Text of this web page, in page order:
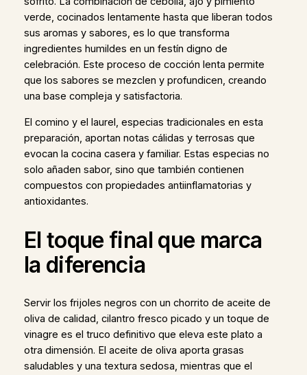
verde, cocinados lentamente hasta que liberan todos
sus aromas y sabores, es lo que transforma
ingredientes humildes en un festín digno de
celebración. Este proceso de cocción lenta permite
que los sabores se mezclen y profundicen, creando
una base compleja y satisfactoria.
El comino y el laurel, especias tradicionales en esta
preparación, aportan notas cálidas y terrosas que
evocan la cocina casera y familiar. Estas especias no
solo añaden sabor, sino que también contienen
compuestos con propiedades antiinflamatorias y
antioxidantes.
El toque final que marca
la diferencia
Servir los frijoles negros con un chorrito de aceite de
oliva de calidad, cilantro fresco picado y un toque de
vinagre es el truco definitivo que eleva este plato a
otra dimensión. El aceite de oliva aporta grasas
saludables y una textura sedosa, mientras que el